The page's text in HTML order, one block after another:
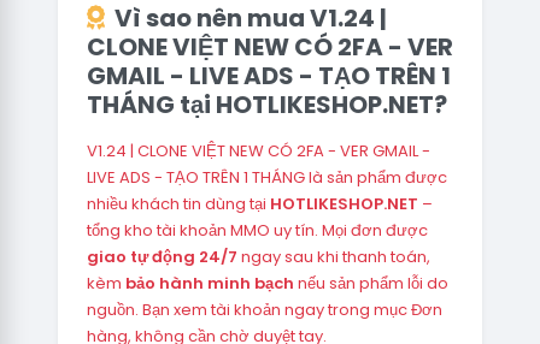
Vì sao nên mua V1.24 |
CLONE VIỆT NEW CÓ 2FA - VER
GMAIL - LIVE ADS - TẠO TRÊN 1
THÁNG tại HOTLIKESHOP.NET?
V1.24 | CLONE VIỆT NEW CÓ 2FA - VER GMAIL -
LIVE ADS - TẠO TRÊN 1 THÁNG là sản phẩm được
nhiều khách tin dùng tại HOTLIKESHOP.NET –
tổng kho tài khoản MMO uy tín. Mọi đơn được
giao tự động 24/7 ngay sau khi thanh toán,
kèm bảo hành minh bạch nếu sản phẩm lỗi do
nguồn. Bạn xem tài khoản ngay trong mục Đơn
hàng, không cần chờ duyệt tay.